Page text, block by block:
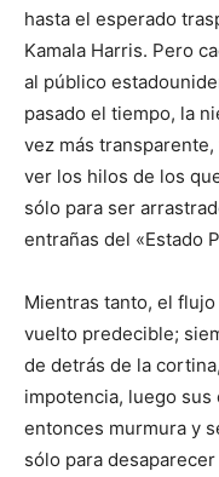
hasta el esperado
Kamala Harris. Pero
al público
pasado el tiempo, la
vez más
ver los hilos de los
sólo para ser
entrañas del «Estado
Mientras tanto, el
vuelto predecible;
de detrás de la
impotencia, luego
entonces murmura y
sólo para